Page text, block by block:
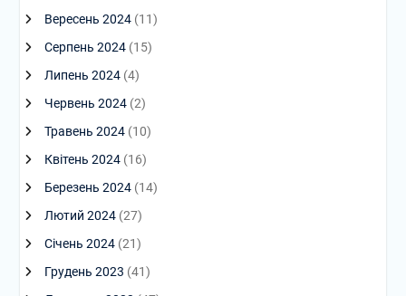
Вересень 2024(11)
Серпень 2024(15)
Липень 2024(4)
Червень 2024(2)
Травень 2024(10)
Квітень 2024(16)
Березень 2024(14)
Лютий 2024(27)
Січень 2024(21)
Грудень 2023 (41)